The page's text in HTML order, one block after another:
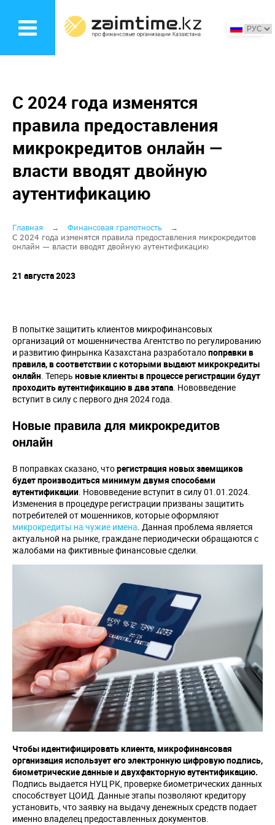
основному
С 2024 года изменятся
правила предоставления
микрокредитов онлайн —
власти вводят двойную
аутентификацию
Строка
навигации
Главная
Финансовая грамотность
С 2024 года изменятся правила предоставления микрокредитов
онлайн — власти вводят двойную аутентификацию
21 августа 2023
В попытке защитить клиентов микрофинансовых
организаций от мошенничества Агентство по регулированию
и развитию финрынка Казахстана разработалопоправки в
правила, в соответствии с которыми выдают микрокредиты
онлайн. Теперь новые клиенты в процессе регистрации будут
проходить аутентификацию в два этапа. Нововведение
вступит в силу с первого дня 2024 года.
Новые правила для микрокредитов
онлайн
В поправках сказано, чторегистрация новых заемщиков
будет производиться минимум двумя способами
аутентификации. Нововведение вступит в силу 01.01.2024.
Изменения в процедуре регистрации призваны защитить
потребителей от мошенников, которые оформляют
микрокредиты на чужие имена. Данная проблема является
актуальной на рынке, граждане периодически обращаются с
жалобами на фиктивные финансовые сделки.
Чтобы идентифицировать клиента, микрофинансовая
организация использует его электронную цифровую подпись,
биометрические данные и двухфакторную аутентификацию.
Подпись выдается НУЦ РК, проверке биометрических данных
способствует ЦОИД. Данные этапы позволяют кредитору
установить, что заявку на выдачу денежных средств подает
именно владелец предоставленных документов.